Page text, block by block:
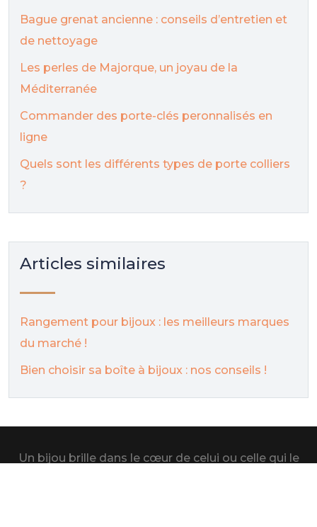
Bague grenat ancienne : conseils d’entretien et
de nettoyage
Les perles de Majorque, un joyau de la
Méditerranée
Commander des porte-clés peronnalisés en
ligne
Quels sont les différents types de porte colliers
?
Articles similaires
Rangement pour bijoux : les meilleurs marques
du marché !
Bien choisir sa boîte à bijoux : nos conseils !
Un bijou brille dans le cœur de celui ou celle qui le